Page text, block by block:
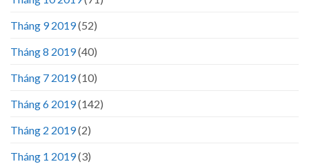
Tháng 9 2019(52)
Tháng 8 2019(40)
Tháng 7 2019(10)
Tháng 6 2019(142)
Tháng 2 2019(2)
Tháng 1 2019(3)